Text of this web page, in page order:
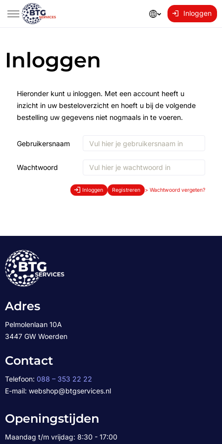
Inloggen
Inloggen
Hieronder kunt u inloggen. Met een account heeft u
inzicht in uw besteloverzicht en hoeft u bij de volgende
bestelling uw gegevens niet nogmaals in te voeren.
Gebruikersnaam
Wachtwoord
Inloggen Registreren > Wachtwoord vergeten?
Adres
Pelmolenlaan 10A
3447 GW Woerden
Contact
Telefoon: 088 – 353 22 22
E-mail: webshop@btgservices.nl
Openingstijden
Maandag t/m vrijdag: 8:30 - 17:00